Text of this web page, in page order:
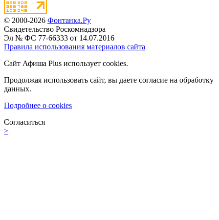
© 2000-2026 Фонтанка.Ру
Свидетельство Роскомнадзора
Эл № ФС 77-66333 от 14.07.2016
Правила использования материалов сайта
Сайт Афиша Plus использует cookies.
Продолжая использовать сайт, вы даете согласие на обработку
данных.
Подробнее о cookies
Согласиться
>